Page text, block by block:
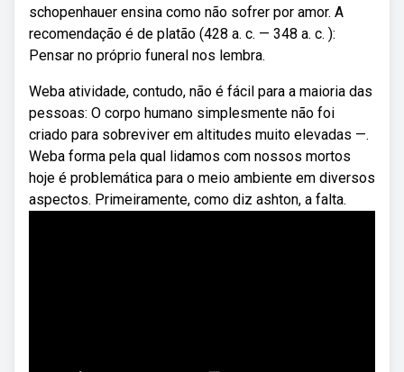
schopenhauer ensina como não sofrer por amor. A
recomendação é de platão (428 a. c. — 348 a. c. ):
Pensar no próprio funeral nos lembra.
Weba atividade, contudo, não é fácil para a maioria das
pessoas: O corpo humano simplesmente não foi
criado para sobreviver em altitudes muito elevadas —.
Weba forma pela qual lidamos com nossos mortos
hoje é problemática para o meio ambiente em diversos
aspectos. Primeiramente, como diz ashton, a falta.